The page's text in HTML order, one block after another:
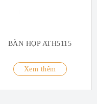
BÀN HỌP ATH5115
Xem thêm